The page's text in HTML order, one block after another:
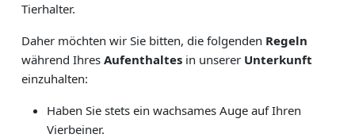
Tierhalter.
Daher möchten wir Sie bitten, die folgenden Regeln
während Ihres Aufenthaltes in unserer Unterkunft
einzuhalten:
Haben Sie stets ein wachsames Auge auf Ihren
Vierbeiner.